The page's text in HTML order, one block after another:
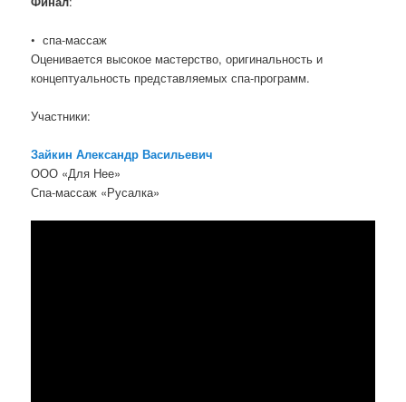
• спа-массаж
Оценивается высокое мастерство, оригинальность и
концептуальность представляемых спа-программ.
Участники:
Зайкин Александр Васильевич
ООО «Для Нее»
Спа-массаж «Русалка»